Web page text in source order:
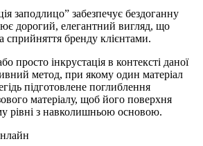
заподлицо” забезпечує бездоганну
дорогий, елегантний вигляд, що
сприйняття бренду клієнтами.
просто інкрустація в контексті даної
метод, при якому один матеріал
підготовлене поглиблення
матеріалу, щоб його поверхня
рівні з навколишньою основою.